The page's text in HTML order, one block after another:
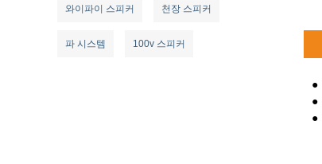
와이파이 스피커 천장 스피커
파 시스템 100v 스피커